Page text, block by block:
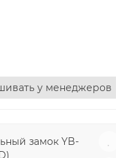
у менеджеров